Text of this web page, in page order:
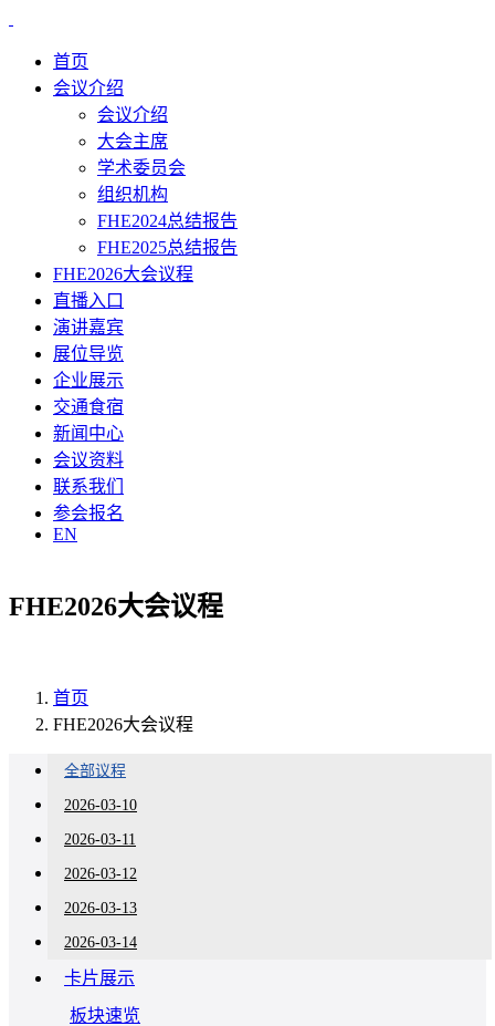
首页
会议介绍
会议介绍
大会主席
学术委员会
组织机构
FHE2024总结报告
FHE2025总结报告
FHE2026大会议程
直播入口
演讲嘉宾
展位导览
企业展示
交通食宿
新闻中心
会议资料
联系我们
参会报名
EN
FHE2026大会议程
首页
FHE2026大会议程
全部议程
2026-03-10
2026-03-11
2026-03-12
2026-03-13
2026-03-14
卡片展示
板块速览